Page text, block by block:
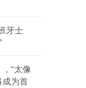
牙士
“太像
成为首